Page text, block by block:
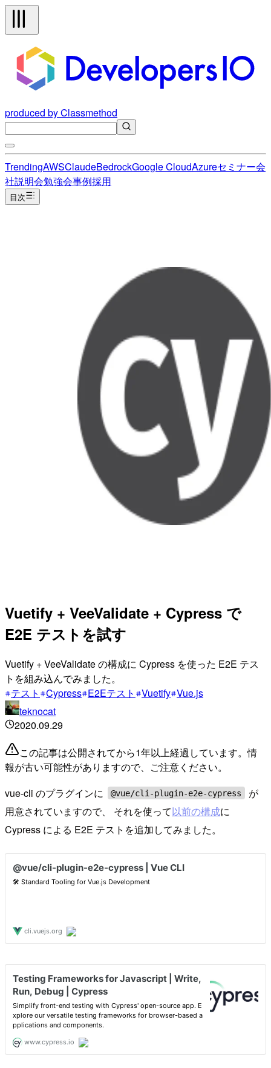
produced by Classmethod
TrendingAWSClaudeBedrockGoogle CloudAzureセミナー会
社説明会勉強会事例採用
目次
Vuetify + VeeValidate + Cypress で
E2E テストを試す
Vuetify + VeeValidate の構成に Cypress を使った E2E テス
トを組み込んでみました。
テスト
Cypress E2Eテスト Vuetify Vue.js
teknocat
2020.09.29
この記事は公開されてから1年以上経過しています。情
報が古い可能性がありますので、ご注意ください。
vue-cli のプラグインに
@vue/cli-plugin-e2e-cypress
が
用意されていますので、 それを使って以前の構成に
Cypress による E2E テストを追加してみました。